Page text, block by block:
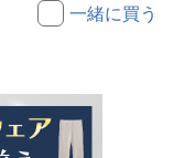
一緒に買う